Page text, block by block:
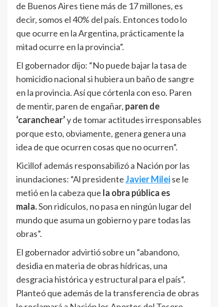
de Buenos Aires tiene más de 17 millones, es
decir, somos el 40% del país. Entonces todo lo
que ocurre en la Argentina, prácticamente la
mitad ocurre en la provincia”.
El gobernador dijo: “No puede bajar la tasa de
homicidio nacional si hubiera un baño de sangre
en la provincia. Así que córtenla con eso. Paren
de mentir, paren de engañar, paren de
‘caranchear’y de tomar actitudes irresponsables
porque esto, obviamente, genera genera una
idea de que ocurren cosas que no ocurren”.
Kicillof además responsabilizó a Nación por las
inundaciones: “Al presidenteJavier Mileise le
metió en la cabeza que la obra pública es
mala.Son ridículos, no pasa en ningún lugar del
mundo que asuma un gobierno y pare todas las
obras”.
El gobernador advirtió sobre un “abandono,
desidia en materia de obras hídricas, una
desgracia histórica y estructural para el país“.
Planteó que además de la transferencia de obras